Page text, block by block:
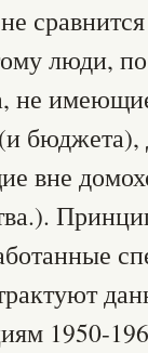
люди,
не
вне
1950-